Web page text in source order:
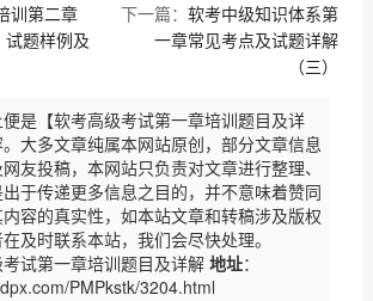
训第二章
试题样例及
下一篇：软考中级知识体系第
一章常见考点及试题详解
（三）
是【软考高级考试第一章培训题目及详
大多文章纯属本网站原创，部分文章信息
友投稿，本网站只负责对文章进行整理、
于传递更多信息之目的，并不意味着赞同
容的真实性，如本站文章和转稿涉及版权
及时联系本站，我们会尽快处理。
试第一章培训题目及详解 地址：
PMPkstk/3204.html